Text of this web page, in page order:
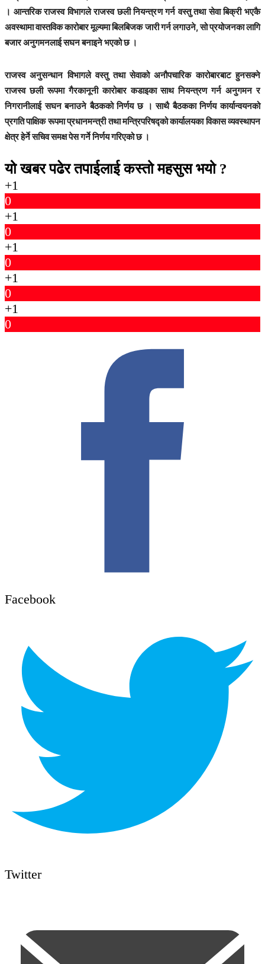
। आन्तरिक राजस्व विभागले राजस्व छली नियन्त्रण गर्न वस्तु तथा सेवा बिक्री भएकै
अवस्थामा वास्तविक कारोबार मूल्यमा बिलबिजक जारी गर्न लगाउने, सो प्रयोजनका लागि
बजार अनुगमनलाई सघन बनाइने भएको छ ।
राजस्व अनुसन्धान विभागले वस्तु तथा सेवाको अनौपचारिक कारोबारबाट हुनसक्ने
राजस्व छली रूपमा गैरकानूनी कारोबार कडाइका साथ नियन्त्रण गर्न अनुगमन र
निगरानीलाई सघन बनाउने बैठकको निर्णय छ । साथै बैठकका निर्णय कार्यान्वयनको
प्रगति पाक्षिक रूपमा प्रधानमन्त्री तथा मन्त्रिपरिषद्को कार्यालयका विकास व्यवस्थापन
क्षेत्र हेर्ने सचिव समक्ष पेस गर्ने निर्णय गरिएको छ ।
यो खबर पढेर तपाईलाई कस्तो महसुस भयो ?
+1
0
+1
0
+1
0
+1
0
+1
0
Facebook
Twitter